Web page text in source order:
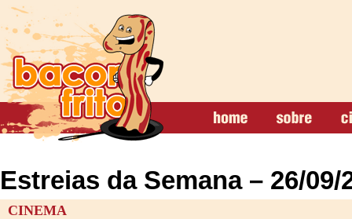
Estreias da Semana – 26/09/
CINEMA